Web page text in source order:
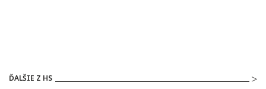
ĎALŠIE Z HS